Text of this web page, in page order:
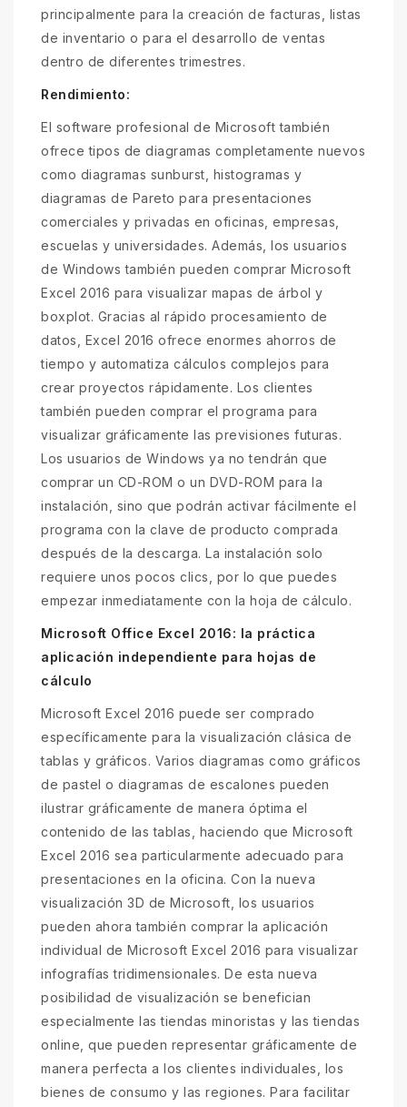
principalmente para la creación de facturas, listas
de inventario o para el desarrollo de ventas
dentro de diferentes trimestres.
Rendimiento:
El software profesional de Microsoft también
ofrece tipos de diagramas completamente nuevos
como diagramas sunburst, histogramas y
diagramas de Pareto para presentaciones
comerciales y privadas en oficinas, empresas,
escuelas y universidades. Además, los usuarios
de Windows también pueden comprar Microsoft
Excel 2016 para visualizar mapas de árbol y
boxplot. Gracias al rápido procesamiento de
datos, Excel 2016 ofrece enormes ahorros de
tiempo y automatiza cálculos complejos para
crear proyectos rápidamente. Los clientes
también pueden comprar el programa para
visualizar gráficamente las previsiones futuras.
Los usuarios de Windows ya no tendrán que
comprar un CD-ROM o un DVD-ROM para la
instalación, sino que podrán activar fácilmente el
programa con la clave de producto comprada
después de la descarga. La instalación solo
requiere unos pocos clics, por lo que puedes
empezar inmediatamente con la hoja de cálculo.
Microsoft Office Excel 2016: la práctica
aplicación independiente para hojas de
cálculo
Microsoft Excel 2016 puede ser comprado
específicamente para la visualización clásica de
tablas y gráficos. Varios diagramas como gráficos
de pastel o diagramas de escalones pueden
ilustrar gráficamente de manera óptima el
contenido de las tablas, haciendo que Microsoft
Excel 2016 sea particularmente adecuado para
presentaciones en la oficina. Con la nueva
visualización 3D de Microsoft, los usuarios
pueden ahora también comprar la aplicación
individual de Microsoft Excel 2016 para visualizar
infografías tridimensionales. De esta nueva
posibilidad de visualización se benefician
especialmente las tiendas minoristas y las tiendas
online, que pueden representar gráficamente de
manera perfecta a los clientes individuales, los
bienes de consumo y las regiones. Para facilitar